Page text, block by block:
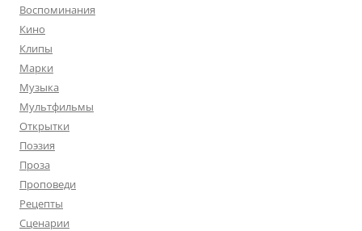
Воспоминания
Кино
Клипы
Марки
Музыка
Мультфильмы
Открытки
Поэзия
Проза
Проповеди
Рецепты
Сценарии